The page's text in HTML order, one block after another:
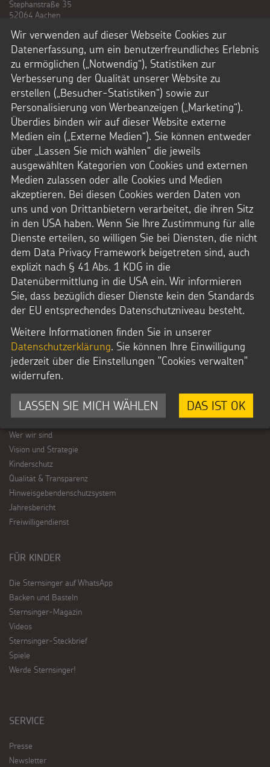
Stephanstraße 35
52064 Aachen
kontakt@sternsinger.de
Spendenkonto
Kindermissionswerk Die Sternsinger e.V.
IBAN: DE95 3706 0193 0000 0010 31
BIC: GENODED1PAX
Pax-Bank für Kirche und Caritas eG
Das Kindermissionswerk Die Sternsinger e.V.
ist laut letztem Bescheid des Finanzamts
Aachen-Stadt nach §5 Abs. 1 Nr. 9 KStg.
unter der Steuernummer 201/5902/3626
von der Körperschaftssteuer befreit.
Zum Freistellungsbescheid
STERNSINGEN
Vorlagen, Lieder, Praktische Hilfen
Sternsinger-Material
Tipps und Anregungen
Hintergründe und Empfehlungen
Sternsingermobil
Fotoausstellung
ÜBER UNS
Wer wir sind
Vision und Strategie
Kinderschutz
Qualität & Transparenz
Hinweisgebendenschutzsystem
Jahresbericht
Freiwilligendienst
FÜR KINDER
Die Sternsinger auf WhatsApp
Backen und Basteln
Sternsinger-Magazin
Videos
Sternsinger-Steckbrief
Spiele
Werde Sternsinger!
SERVICE
Presse
Newsletter
Wir verwenden auf dieser Webseite Cookies zur
Datenerfassung, um ein benutzerfreundliches Erlebnis
zu ermöglichen („Notwendig“), Statistiken zur
Verbesserung der Qualität unserer Website zu
erstellen („Besucher-Statistiken“) sowie zur
Personalisierung von Werbeanzeigen („Marketing“).
Überdies binden wir auf dieser Website externe
Medien ein („Externe Medien“). Sie können entweder
über „Lassen Sie mich wählen“ die jeweils
ausgewählten Kategorien von Cookies und externen
Medien zulassen oder alle Cookies und Medien
akzeptieren. Bei diesen Cookies werden Daten von
uns und von Drittanbietern verarbeitet, die ihren Sitz
in den USA haben. Wenn Sie Ihre Zustimmung für alle
Dienste erteilen, so willigen Sie bei Diensten, die nicht
dem Data Privacy Framework beigetreten sind, auch
explizit nach § 41 Abs. 1 KDG in die
Datenübermittlung in die USA ein. Wir informieren
Sie, dass bezüglich dieser Dienste kein den Standards
der EU entsprechendes Datenschutzniveau besteht.
Weitere Informationen finden Sie in unserer
Datenschutzerklärung. Sie können Ihre Einwilligung
jederzeit über die Einstellungen "Cookies verwalten"
widerrufen.
LASSEN SIE MICH WÄHLEN DAS IST OK